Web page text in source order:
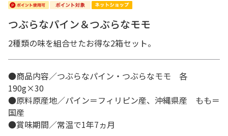
つぶらなパイン＆つぶらなモモ
2種類の味を組合せたお得な2箱セット。
●商品内容／つぶらなパイン・つぶらなモモ 各
190g×30
●原料原産地／パイン＝フィリピン産、沖縄県産 もも＝
国産
●賞味期間／常温で1年7ヵ月